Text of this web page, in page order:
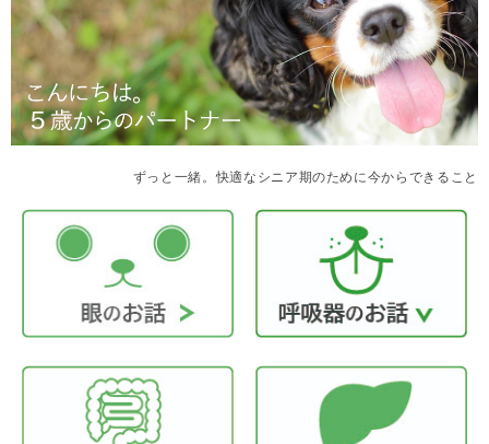
ずっと一緒。快適なシニア期のために今からできること